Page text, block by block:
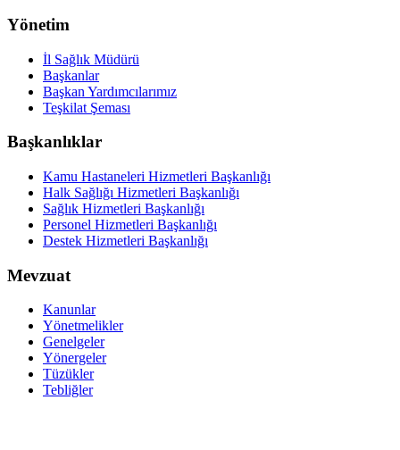
Yönetim
İl Sağlık Müdürü
Başkanlar
Başkan Yardımcılarımız
Teşkilat Şeması
Başkanlıklar
Kamu Hastaneleri Hizmetleri Başkanlığı
Halk Sağlığı Hizmetleri Başkanlığı
Sağlık Hizmetleri Başkanlığı
Personel Hizmetleri Başkanlığı
Destek Hizmetleri Başkanlığı
Mevzuat
Kanunlar
Yönetmelikler
Genelgeler
Yönergeler
Tüzükler
Tebliğler